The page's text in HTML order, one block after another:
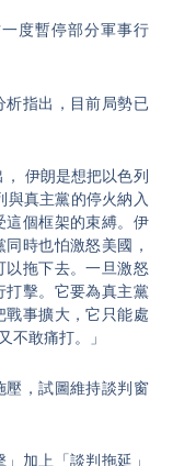
度暫停部分軍事行
析指出，目前局勢已
伊朗是想把以色列
與真主黨的停火納入
這個框架的束縛。伊
時也怕激怒美國，
以拖下去。一旦激怒
打擊。它要為真主黨
戰事擴大，它只能處
不敢痛打。」
壓，試圖維持談判窗
加上「談判拖延」